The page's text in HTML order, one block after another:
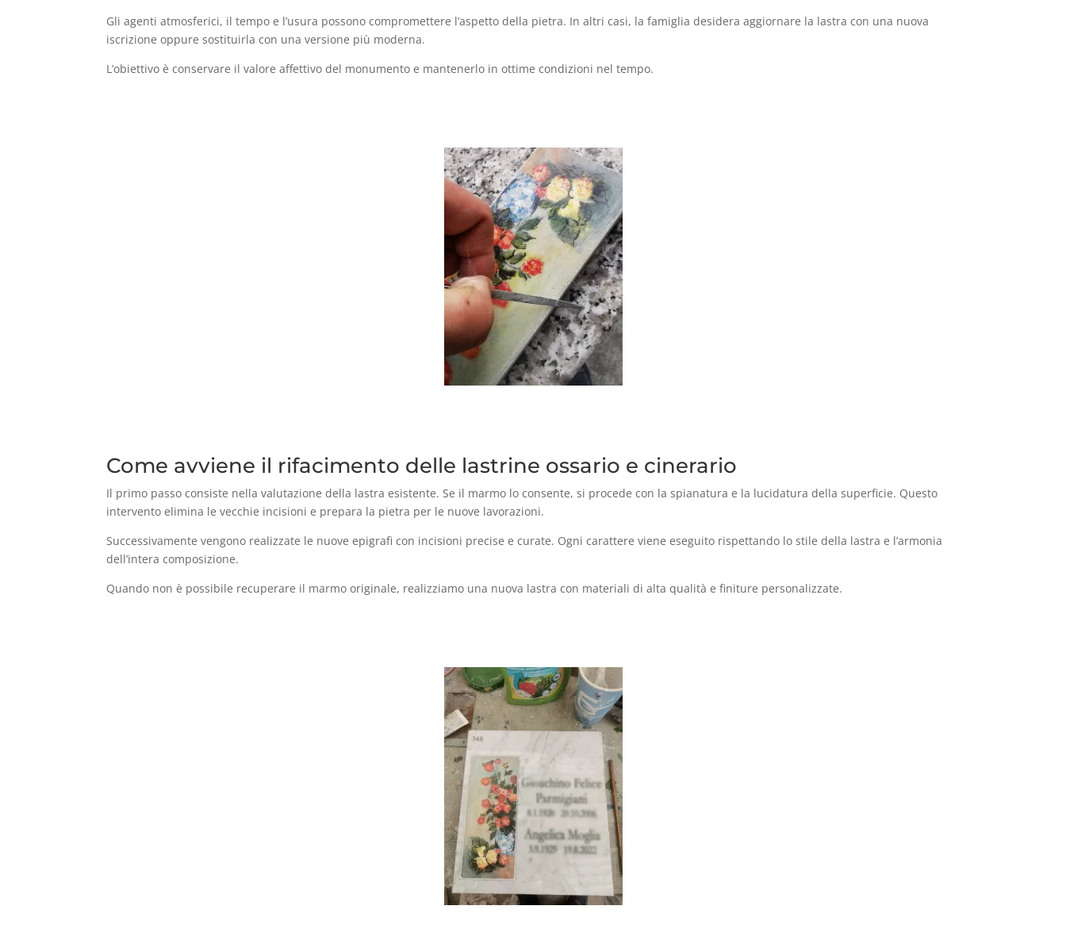
Gli agenti atmosferici, il tempo e l’usura possono compromettere l’aspetto della pietra. In altri casi, la famiglia desidera aggiornare la lastra con una nuova
iscrizione oppure sostituirla con una versione più moderna.
L’obiettivo è conservare il valore affettivo del monumento e mantenerlo in ottime condizioni nel tempo.
Come avviene il rifacimento delle lastrine ossario e cinerario
Il primo passo consiste nella valutazione della lastra esistente. Se il marmo lo consente, si procede con la spianatura e la lucidatura della superficie. Questo
intervento elimina le vecchie incisioni e prepara la pietra per le nuove lavorazioni.
Successivamente vengono realizzate le nuove epigrafi con incisioni precise e curate. Ogni carattere viene eseguito rispettando lo stile della lastra e l’armonia
dell’intera composizione.
Quando non è possibile recuperare il marmo originale, realizziamo una nuova lastra con materiali di alta qualità e finiture personalizzate.